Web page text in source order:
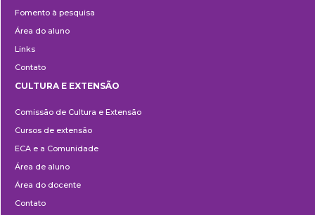
Fomento à pesquisa
Área do aluno
Links
Contato
e
Extensão
CULTURA E EXTENSÃO
Comissão de Cultura e Extensão
Cursos de extensão
ECA e a Comunidade
Área de aluno
Área do docente
Contato